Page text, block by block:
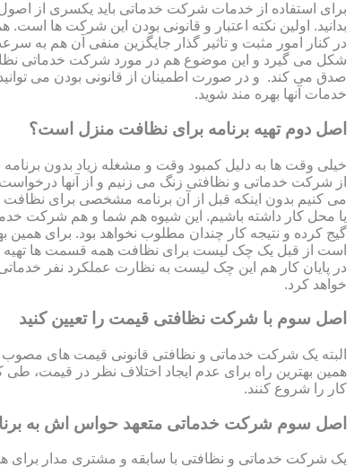
برای استفاده از خدمات شرکت خدماتی باید یکسری از اصول
بدانید. اولین نکته اعتبار و قانونی بودن این شرکت ها است.
در کنار امور مثبت و تاثیر گذار جایگزین منفی آن هم به
شکل می گیرد و این موضوع هم در مورد شرکت خدماتی
صدق می کند. و در صورت اطمینان از قانونی بودن می توانید
خدمات آنها بهره مند شوید.
اصل دوم تهیه برنامه برای نظافت منزل است؟
خیلی وقت ها به دلیل کمبود وقت و مشغله زیاد بدون برنامه
از شرکت خدماتی و نظافتی زنگ می زنیم و از آنها درخواست
می کنیم بدون اینکه قبل از آن برنامه مشخصی برای
یا محل کار داشته باشیم. این شیوه هم شما و هم شرکت
گیج کرده و نتیجه کار چندان مطلوب نخواهد بود. برای همین
است از قبل یک چک لیست برای نظافت همه قسمت ها تهیه
در پایان کار هم این چک لیست به نظارت عملکرد نفر
خواهد کرد.
اصل سوم با شرکت نظافتی قیمت را تعیین کنید
البته یک شرکت خدماتی و نظافتی قانونی قیمت های مصوب
همین بهترین راه برای عدم ایجاد اختلاف نظر در قیمت، طی
کار را شروع کنند.
اصل سوم شرکت خدماتی متعهد حواس اش به
یک شرکت خدماتی و نظافتی با سابقه و مشتری مدار برای